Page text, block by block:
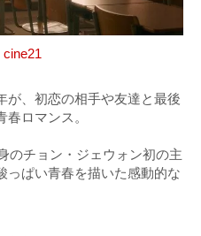
cine21
が、初恋の相手や友達と最後
ロマンス。
のチョン・ジェウォン初の主
っぱい青春を描いた感動的な